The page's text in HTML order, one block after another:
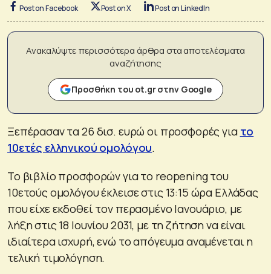
Post on Facebook Post on X Post on LinkedIn
Ανακαλύψτε περισσότερα άρθρα στα αποτελέσματα
αναζήτησης
Προσθήκη του ot.gr στην Google
Ξεπέρασαν τα 26 δισ. ευρώ οι προσφορές για το
10ετές ελληνικού ομολόγου.
Το βιβλίο προσφορών για το reopening του
10ετούς ομολόγου έκλεισε στις 13:15 ώρα Ελλάδας
που είχε εκδοθεί τον περασμένο Ιανουάριο, με
λήξη στις 18 Ιουνίου 2031, με τη ζήτηση να είναι
ιδιαίτερα ισχυρή, ενώ το απόγευμα αναμένεται η
τελική τιμολόγηση.